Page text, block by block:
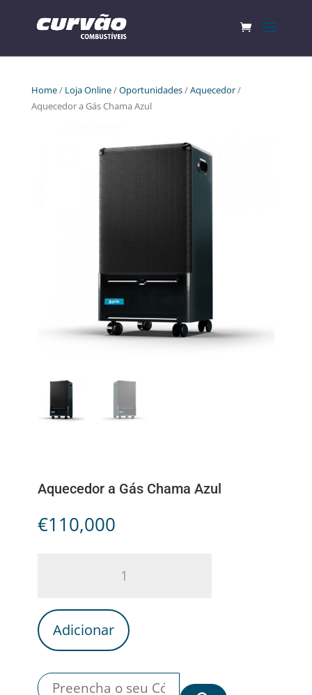
Home/ Loja Online/Oportunidades/Aquecedor/
Aquecedor a Gás Chama Azul
Aquecedor a Gás Chama Azul
€110,000
Azul
quantity
Adicionar